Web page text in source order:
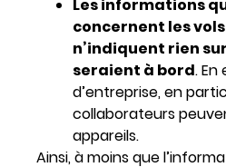
Les informations
concernent les
n’indiquent rien
seraient à bord.
d’entreprise, en
collaborateurs
appareils.
Ainsi, à moins que